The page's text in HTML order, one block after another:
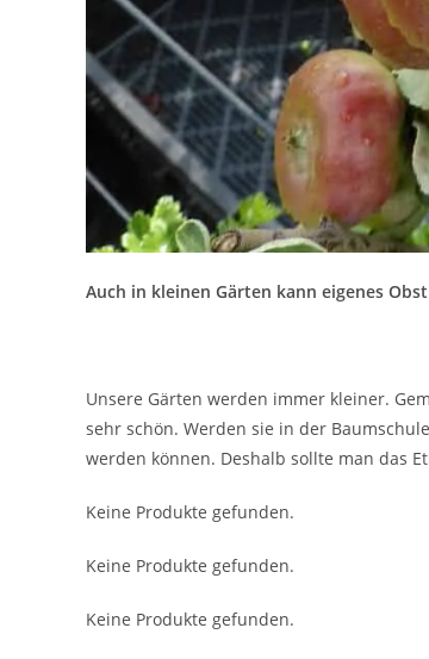
Auch in kleinen Gärten kann eigenes
Unsere Gärten werden immer kleiner.
sehr schön. Werden sie in der
werden können. Deshalb sollte man das
Keine Produkte gefunden.
Keine Produkte gefunden.
Keine Produkte gefunden.